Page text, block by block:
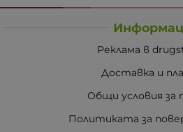
Реклама в
Доставка и
Общи условия за
Политиката за